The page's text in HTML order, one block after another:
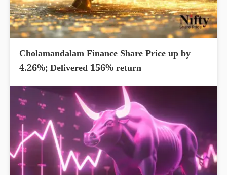
Cholamandalam Finance Share Price up by
4.26%; Delivered 156% return